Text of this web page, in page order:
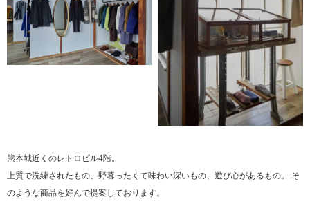
熊本城近くのレトロビル4階。
上質で洗練されたもの、野暮ったくて味わい深いもの、遊び心があるもの。 そ
のような商品を好んで提案しております。